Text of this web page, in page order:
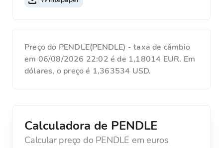
Preço do PENDLE(PENDLE) - taxa de câmbio
em 06/08/2026 22:02 é de 1,18014 EUR. Em
dólares, o preço é 1,363534 USD.
Calculadora de PENDLE
Calcular preço do PENDLE em euros